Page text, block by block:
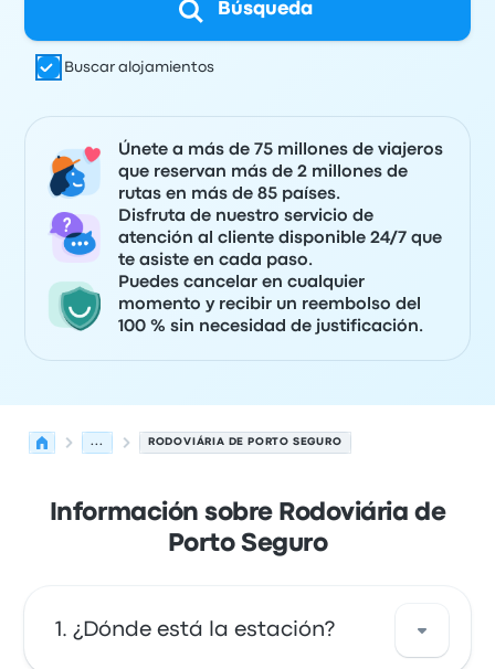
Búsqueda
Buscar alojamientos
Únete a más de 75 millones de viajeros
que reservan más de 2 millones de
rutas en más de 85 países.
Disfruta de nuestro servicio de
atención al cliente disponible 24/7 que
te asiste en cada paso.
Puedes cancelar en cualquier
momento y recibir un reembolso del
100 % sin necesidad de justificación.
... RODOVIÁRIA DE PORTO SEGURO
Información sobre Rodoviária de
Porto Seguro
¿Dónde está la estación?